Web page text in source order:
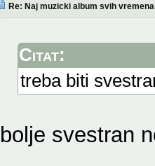
Re: Naj muzicki album svih vremena
Citat:
treba biti
bolje svestran